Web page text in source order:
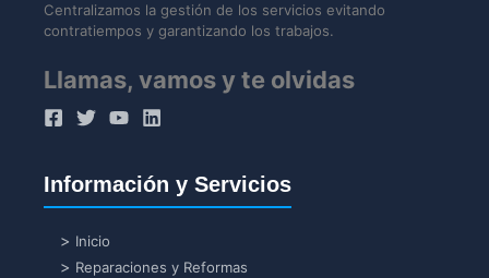
Centralizamos la gestión de los servicios evitando
contratiempos y garantizando los trabajos.
Llamas, vamos y te olvidas
Información y Servicios
Inicio
Reparaciones y Reformas